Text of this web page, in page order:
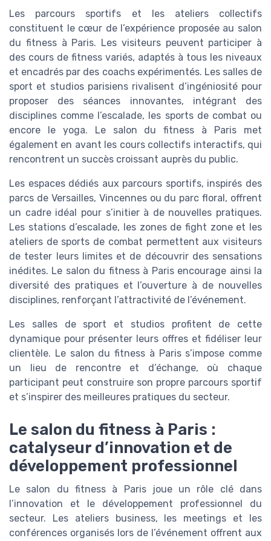
Les parcours sportifs et les ateliers collectifs
constituent le cœur de l’expérience proposée au salon
du fitness à Paris. Les visiteurs peuvent participer à
des cours de fitness variés, adaptés à tous les niveaux
et encadrés par des coachs expérimentés. Les salles de
sport et studios parisiens rivalisent d’ingéniosité pour
proposer des séances innovantes, intégrant des
disciplines comme l’escalade, les sports de combat ou
encore le yoga. Le salon du fitness à Paris met
également en avant les cours collectifs interactifs, qui
rencontrent un succès croissant auprès du public.
Les espaces dédiés aux parcours sportifs, inspirés des
parcs de Versailles, Vincennes ou du parc floral, offrent
un cadre idéal pour s’initier à de nouvelles pratiques.
Les stations d’escalade, les zones de fight zone et les
ateliers de sports de combat permettent aux visiteurs
de tester leurs limites et de découvrir des sensations
inédites. Le salon du fitness à Paris encourage ainsi la
diversité des pratiques et l’ouverture à de nouvelles
disciplines, renforçant l’attractivité de l’événement.
Les salles de sport et studios profitent de cette
dynamique pour présenter leurs offres et fidéliser leur
clientèle. Le salon du fitness à Paris s’impose comme
un lieu de rencontre et d’échange, où chaque
participant peut construire son propre parcours sportif
et s’inspirer des meilleures pratiques du secteur.
Le salon du fitness à Paris :
catalyseur d’innovation et de
développement professionnel
Le salon du fitness à Paris joue un rôle clé dans
l’innovation et le développement professionnel du
secteur. Les ateliers business, les meetings et les
conférences organisés lors de l’événement offrent aux